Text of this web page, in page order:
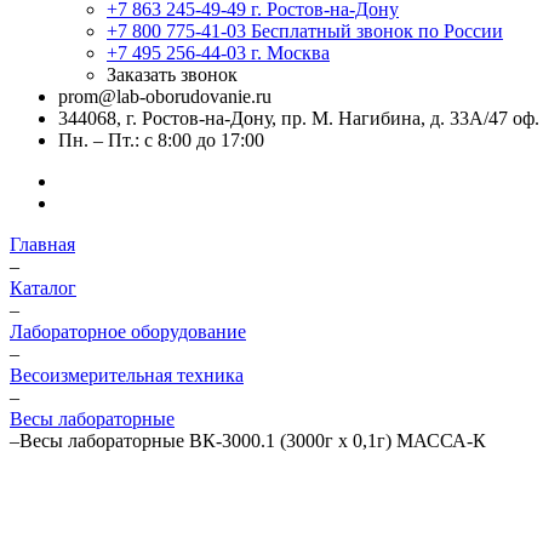
+7 863 245-49-49 г. Ростов-на-Дону
+7 800 775-41-03 Бесплатный звонок по России
+7 495 256-44-03 г. Москва
Заказать звонок
prom@lab-oborudovanie.ru
344068, г. Ростов-на-Дону, пр. М. Нагибина, д. 33А/47 оф.
Пн. – Пт.: с 8:00 до 17:00
Главная
–
Каталог
–
Лабораторное оборудование
–
Весоизмерительная техника
–
Весы лабораторные
–Весы лабораторные ВК-3000.1 (3000г х 0,1г) МАССА-К